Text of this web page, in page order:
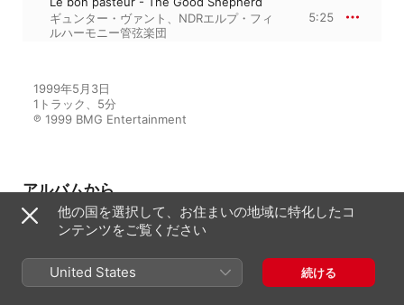
ギュンター・ヴァント
NDRエルプ・フィ
ルハーモニー管弦楽団
5:25
1999年5月3日
1トラック、5分
℗ 1999 BMG Entertainment
アルバムから
Debussy / Mussorgsky: Le
Martyre De Saint Sebastian /
Pictures At An Exhibition
NDRエルプ・フィルハーモニー管弦楽
他の国を選択して、お住まいの地域に特化したコ
ンテンツをご覧ください
United States 続ける